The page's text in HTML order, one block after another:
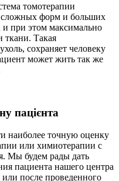
томотерапии
сложных форм и больших
и при этом максимально
ткани. Такая
сохраняет человеку
может жить так же
пацієнта
наиболее точную оценку
или химиотерапии с
Мы будем рады дать
пациента нашего центра
после проведенного